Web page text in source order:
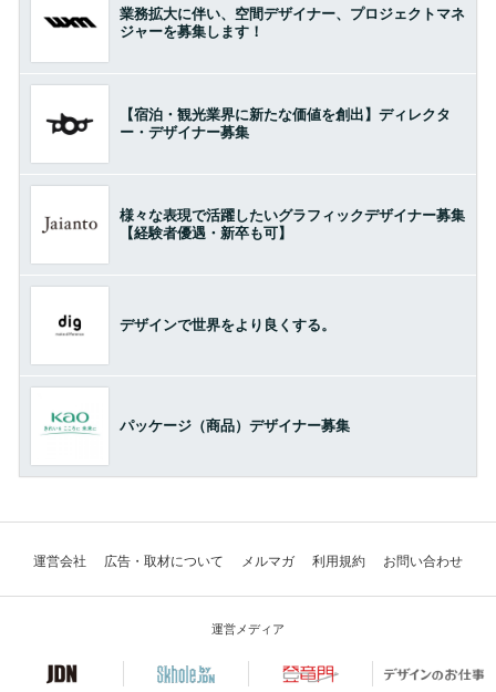
業務拡大に伴い、空間デザイナー、プロジェクトマネ
ジャーを募集します！
【宿泊・観光業界に新たな価値を創出】ディレクタ
ー・デザイナー募集
様々な表現で活躍したいグラフィックデザイナー募集
【経験者優遇・新卒も可】
デザインで世界をより良くする。
パッケージ（商品）デザイナー募集
運営会社 広告・取材について メルマガ 利用規約 お問い合わせ
運営メディア